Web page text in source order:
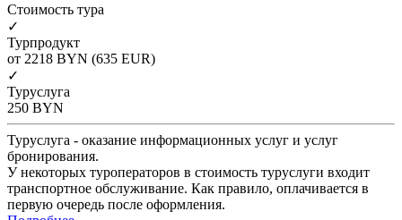
Cтоимость тура
✓
Турпродукт
от 2218 BYN (635 EUR)
✓
Туруслуга
250 BYN
Туруслуга - оказание информационных услуг и услуг
бронирования.
У некоторых туроператоров в стоимость туруслуги входит
транспортное обслуживание. Как правило, оплачивается в
первую очередь после оформления.